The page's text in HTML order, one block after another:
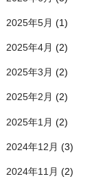
2025年5月 (1)
2025年4月 (2)
2025年3月 (2)
2025年2月 (2)
2025年1月 (2)
2024年12月 (3)
2024年11月 (2)